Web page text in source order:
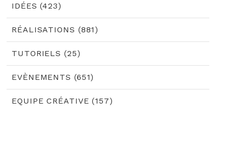
IDÉES (423)
RÉALISATIONS (881)
TUTORIELS (25)
EVÈNEMENTS (651)
EQUIPE CRÉATIVE (157)